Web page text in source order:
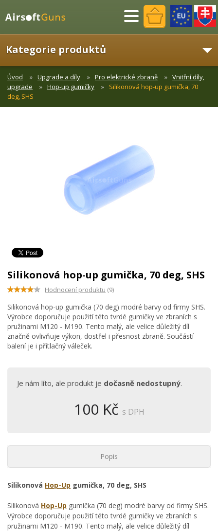
Menu
Kategorie produktů
Úvod Upgrade a díly Pro elektrické zbraně
Vnitřní díly,
upgrade
Hop-up gumičky
Silikonová hop-up gumička, 70
deg, SHS
Silikonová hop-up gumička, 70 deg, SHS
Hodnocení produktu (9)
Silikonová hop-up gumička (70 deg) modré barvy od firmy SHS.
Výrobce doporučuje použití této tvrdé gumičky ve zbraních s
pružinami M120 - M190. Tento malý, ale velice důležitý díl
značně ovlivňuje výkon, dostřel i přesnost zbraně. Součástí
balení je i přítlačný váleček.
Je nám líto, ale produkt je dočasně nedostupný.
100 Kč s DPH
Popis
Silikonová Hop-Up gumička, 70 deg, SHS
Silikonová Hop-Up gumička (70 deg) modré barvy od firmy SHS.
Výrobce doporučuje použití této tvrdé gumičky ve zbraních s
pružinami M120 - M190. Tento malý, ale velice důležitý díl